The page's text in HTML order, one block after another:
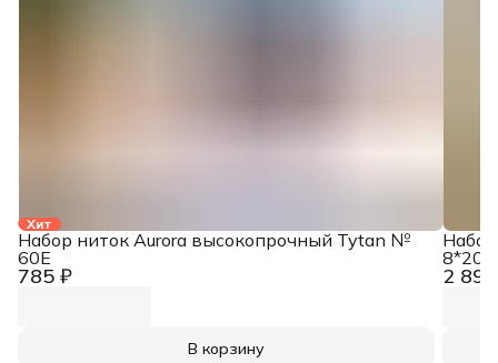
Хит
785 ₽
Набор ниток Aurora высокопрочный Tytan №
60E
В корзину
2